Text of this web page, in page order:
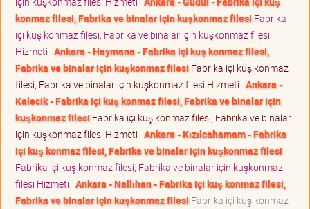
konmaz filesi, Fabrika ve binalar için kuşkonmaz filesi Fabrika
içi kuş konmaz filesi, Fabrika ve binalar için kuşkonmaz filesi
Hizmeti Ankara - Haymana - Fabrika içi kuş konmaz filesi,
Fabrika ve binalar için kuşkonmaz filesi Fabrika içi kuş konmaz
filesi, Fabrika ve binalar için kuşkonmaz filesi Hizmeti Ankara -
Kalecik - Fabrika içi kuş konmaz filesi, Fabrika ve binalar için
kuşkonmaz filesi Fabrika içi kuş konmaz filesi, Fabrika ve binalar
için kuşkonmaz filesi Hizmeti Ankara - Kızılcahamam - Fabrika
içi kuş konmaz filesi, Fabrika ve binalar için kuşkonmaz filesi
Fabrika içi kuş konmaz filesi, Fabrika ve binalar için kuşkonmaz
filesi Hizmeti Ankara - Nallıhan - Fabrika içi kuş konmaz filesi,
Fabrika ve binalar için kuşkonmaz filesi Fabrika içi kuş konmaz